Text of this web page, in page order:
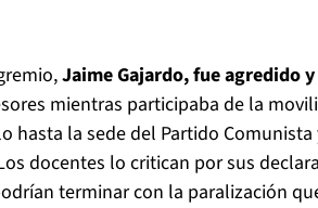
Jaime Gajardo, fue agredido y
mientras participaba de la
hasta la sede del Partido Comunista
docentes lo critican por sus
terminar con la paralización